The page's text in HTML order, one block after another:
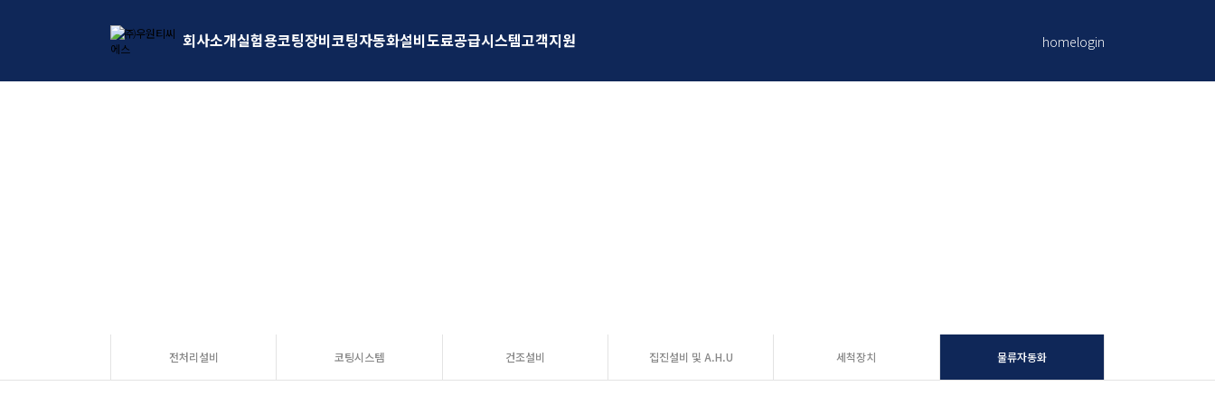
회사소개실험용코팅장비코팅자동화설비도료공급시스템고객지원 homelogin
전처리설비 코팅시스템 건조설비 집진설비 및 A.H.U 세척장치 물류자동화